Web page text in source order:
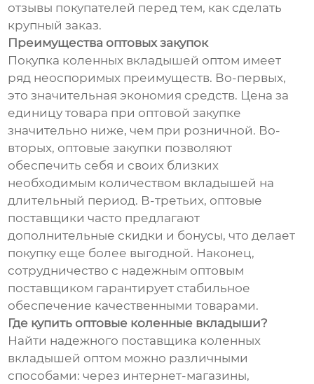
отзывы покупателей перед тем, как сделать
крупный заказ.
Преимущества оптовых закупок
Покупка коленных вкладышей оптом имеет
ряд неоспоримых преимуществ. Во-первых,
это значительная экономия средств. Цена за
единицу товара при оптовой закупке
значительно ниже, чем при розничной. Во-
вторых, оптовые закупки позволяют
обеспечить себя и своих близких
необходимым количеством вкладышей на
длительный период. В-третьих, оптовые
поставщики часто предлагают
дополнительные скидки и бонусы, что делает
покупку еще более выгодной. Наконец,
сотрудничество с надежным оптовым
поставщиком гарантирует стабильное
обеспечение качественными товарами.
Где купить оптовые коленные вкладыши?
Найти надежного поставщика коленных
вкладышей оптом можно различными
способами: через интернет-магазины,